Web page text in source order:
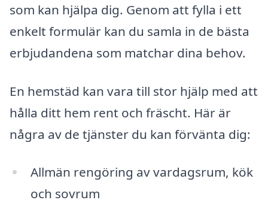
som kan hjälpa dig. Genom att fylla i ett
enkelt formulär kan du samla in de bästa
erbjudandena som matchar dina behov.
En hemstäd kan vara till stor hjälp med att
hålla ditt hem rent och fräscht. Här är
några av de tjänster du kan förvänta dig:
Allmän rengöring av vardagsrum, kök
och sovrum